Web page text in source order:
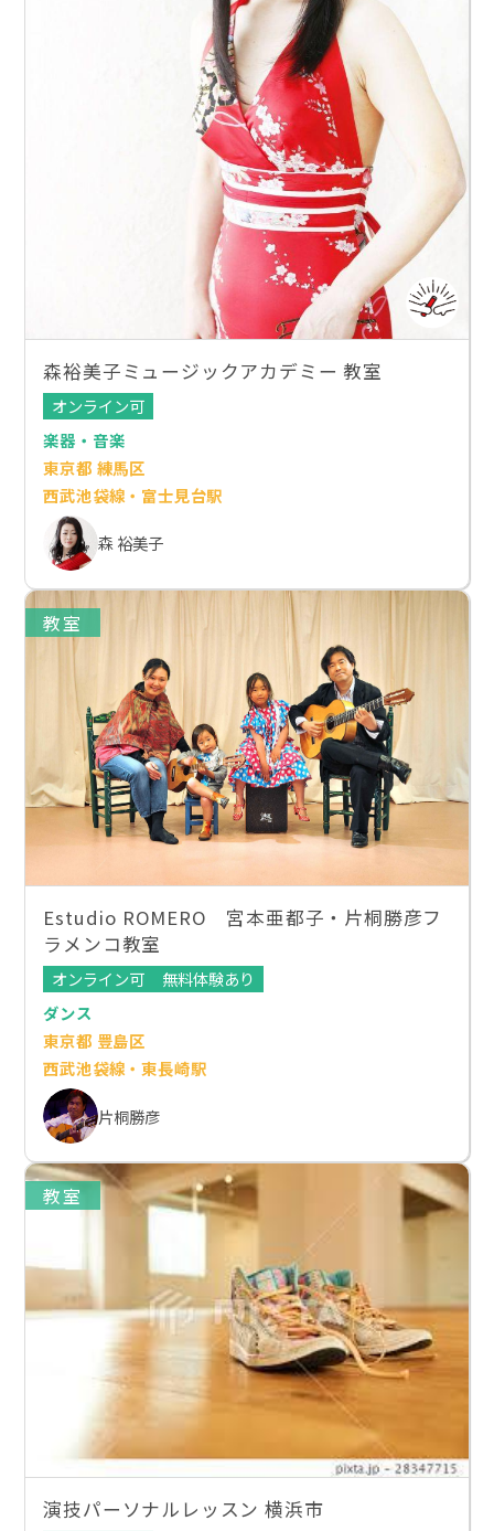
森裕美子ミュージックアカデミー 教室
オンライン可
楽器・音楽
東京都 練馬区
西武池袋線・富士見台駅
森 裕美子
教室
Estudio ROMERO 宮本亜都子・片桐勝彦フ
ラメンコ教室
オンライン可
無料体験あり
ダンス
東京都 豊島区
西武池袋線・東長崎駅
片桐勝彦
教室
演技パーソナルレッスン 横浜市